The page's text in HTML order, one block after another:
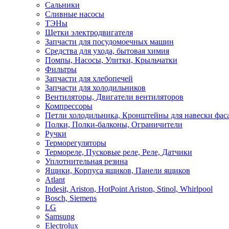
Сальники
Сливные насосы
ТЭНы
Щетки электродвигателя
Запчасти для посудомоечных машин
Средства для ухода, бытовая химия
Помпы, Насосы, Улитки, Крыльчатки
Фильтры
Запчасти для хлебопечей
Запчасти для холодильников
Вентиляторы, Двигатели вентиляторов
Компрессоры
Петли холодильника, Кронштейны для навески
Полки, Полки-балконы, Ограничители
Ручки
Терморегуляторы
Термореле, Пусковые реле, Реле, Датчики
Уплотнительная резина
Ящики, Корпуса ящиков, Панели ящиков
Atlant
Indesit, Ariston, HotPoint Ariston, Stinol, Whirlpool
Bosch, Siemens
LG
Samsung
Electrolux